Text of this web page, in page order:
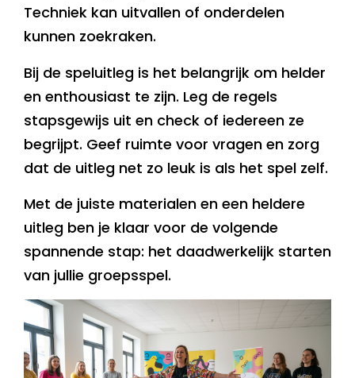
Techniek kan uitvallen of onderdelen
kunnen zoekraken.
Bij de speluitleg is het belangrijk om helder
en enthousiast te zijn. Leg de regels
stapsgewijs uit en check of iedereen ze
begrijpt. Geef ruimte voor vragen en zorg
dat de uitleg net zo leuk is als het spel zelf.
Met de juiste materialen en een heldere
uitleg ben je klaar voor de volgende
spannende stap: het daadwerkelijk starten
van jullie groepsspel.